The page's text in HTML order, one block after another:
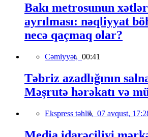
Bakı metrosunun
ayrılması: nəqliyyat
necə qaçmaq olar?
Cəmiyyət, 00:41
Təbriz azadlığının
Məşrutə hərəkatı və
Ekspress təhlil, 07 avqust,